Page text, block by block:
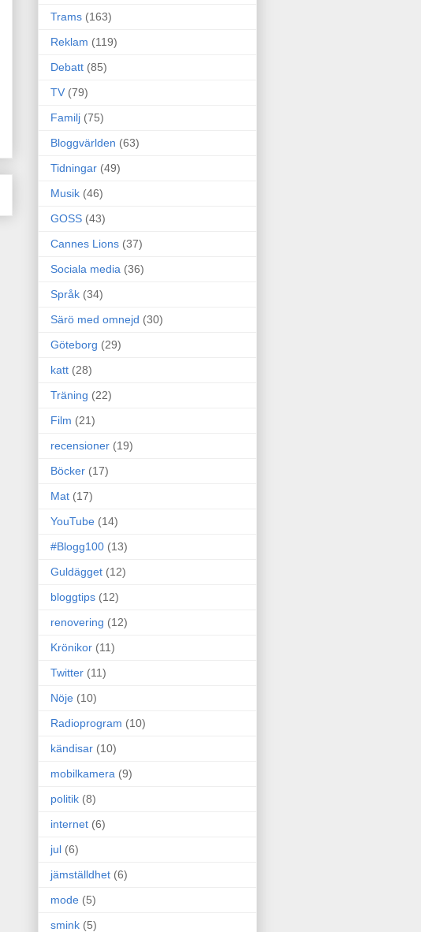
Trams (163)
Reklam (119)
Debatt (85)
TV (79)
Familj (75)
Bloggvärlden (63)
Tidningar (49)
Musik (46)
GOSS (43)
Cannes Lions (37)
Sociala media (36)
Språk (34)
Särö med omnejd (30)
Göteborg (29)
katt (28)
Träning (22)
Film (21)
recensioner (19)
Böcker (17)
Mat (17)
YouTube (14)
#Blogg100 (13)
Guldägget (12)
bloggtips (12)
renovering (12)
Krönikor (11)
Twitter (11)
Nöje (10)
Radioprogram (10)
kändisar (10)
mobilkamera (9)
politik (8)
internet (6)
jul (6)
jämställdhet (6)
mode (5)
smink (5)